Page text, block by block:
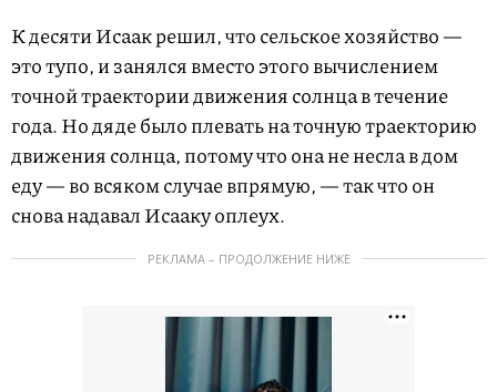
К десяти Исаак решил, что сельское хозяйство —
это тупо, и занялся вместо этого вычислением
точной траектории движения солнца в течение
года. Но дяде было плевать на точную траекторию
движения солнца, потому что она не несла в дом
еду — во всяком случае впрямую, — так что он
снова надавал Исааку оплеух.
РЕКЛАМА – ПРОДОЛЖЕНИЕ НИЖЕ